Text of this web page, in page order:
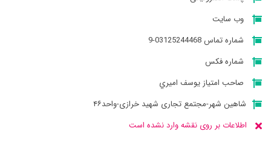
وب سایت
شماره تماس 03125244468-9
شماره فکس
صاحب امتیاز يوسف اميري
شاهین شهر-مجتمع تجاری شهید خرازی-واحد۴۶
اطلاعات بر روی نقشه وارد نشده است